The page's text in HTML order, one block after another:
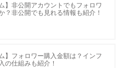
】非公開アカウントでもフォロワ
？非公開でも見れる情報も紹介！
】フォロワー購入金額は？インフ
の仕組みも紹介！